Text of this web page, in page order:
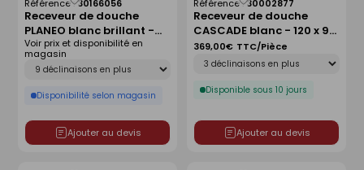
Receveur de douche
PLANEO blanc brillant -
80 x 80 cm
Référence :30166056
Déclinaison
Disponibilité selon magasin
Voir prix et disponibilité en
magasin
Ajouter au devis
Enregistrer
comme
liste
Receveur de douche
CASCADE blanc - 120 x 90
cm
Référence :30002877
Disponible sous 10 jours
369,00€ TTC/Pièce
Ajouter au devis
Enregistrer
comme
liste